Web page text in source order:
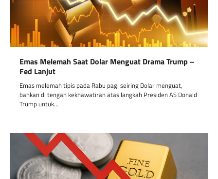
Emas Melemah Saat Dolar Menguat Drama Trump –
Fed Lanjut
Emas melemah tipis pada Rabu pagi seiring Dolar menguat,
bahkan di tengah kekhawatiran atas langkah Presiden AS Donald
Trump untuk…